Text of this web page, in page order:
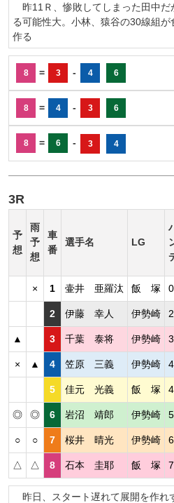
昨11Ｒ、惨敗してしまった田中だ
る可能性大。小林、猿谷の30線組
作る
8 = 3 - 4 6
8 = 4 - 3 6
8 = 6 - 3 4
3R
予
想
雨
予
想
車
番
選手名 LG
× 1 壷井 亜羅汰 飯 塚 0
2 伊藤 幸人 伊勢崎
▲ 3 千葉 泰将 伊勢崎
× ▲ 4 笠原 三義 伊勢崎
5 佳元 光義 飯 塚
◎ ◎ 6 岩沼 靖郎 伊勢崎
○ ○ 7 桜井 晴光 伊勢崎
△ △ 8 石本 圭耶 飯 塚
昨日、スタート遅れて展開を作れ